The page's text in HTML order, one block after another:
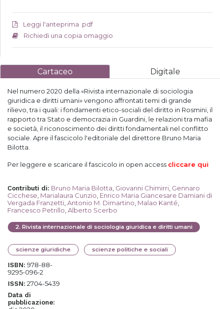
Leggi l'anteprima .pdf
Richiedi una copia omaggio
Cartaceo Digitale
Nel numero 2020 della «Rivista internazionale di sociologia
giuridica e diritti umani» vengono affrontati temi di grande
rilievo, tra i quali: i fondamenti etico-sociali del diritto in Rosmini, il
rapporto tra Stato e democrazia in Guardini, le relazioni tra mafia
e società, il riconoscimento dei diritti fondamentali nel conflitto
sociale. Apre il fascicolo l'editoriale del direttore Bruno Maria
Bilotta.
Per leggere e scaricare il fascicolo in open access cliccare qui
Contributi di: Bruno Maria Bilotta Giovanni Chimirri Gennaro
Cicchese Marialaura Cunzio Enrico Maria Giancesare Damiani di
Vergada Franzetti Antonio M. Dimartino Malao Kanté
Francesco Petrillo Alberto Scerbo
2. Rivista internazionale di sociologia giuridica e diritti umani
scienze giuridiche scienze politiche e sociali
ISBN: 978-88-
9295-096-2
ISSN: 2704-5439
Data di
pubblicazione: